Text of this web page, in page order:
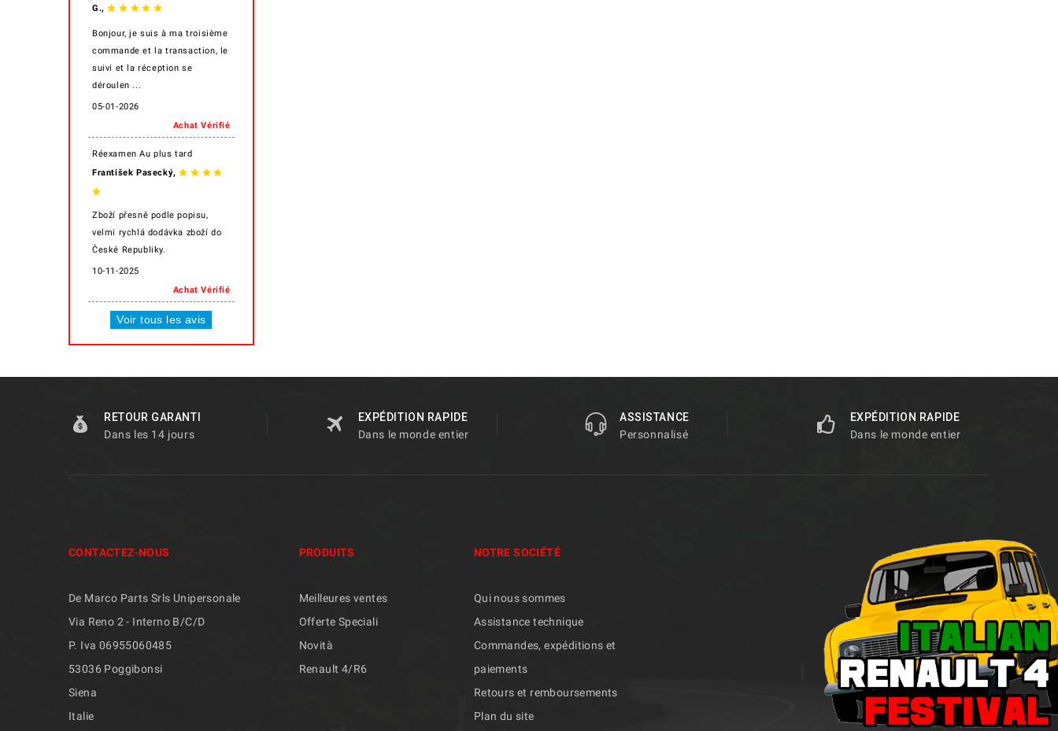
G.,
Bonjour, je suis à ma troisième
commande et la transaction, le
suivi et la réception se
déroulen ...
05-01-2026
Achat Vérifié
Réexamen Au plus tard
František Pasecký,
Zboží přesně podle popisu,
velmi rychlá dodávka zboží do
České Republiky.
10-11-2025
Achat Vérifié
Voir tous les avis
RETOUR GARANTI
Dans les 14 jours
EXPÉDITION RAPIDE
Dans le monde entier
ASSISTANCE
Personnalisé
EXPÉDITION RAPIDE
Dans le monde entier
CONTACTEZ-NOUS
De Marco Parts Srls Unipersonale
Via Reno 2 - Interno B/C/D
P. Iva 06955060485
53036 Poggibonsi
Siena
Italie
PRODUITS
Meilleures ventes
Offerte Speciali
Novità
Renault 4/R6
NOTRE SOCIÉTÉ
Qui nous sommes
Assistance technique
Commandes, expéditions et
paiements
Retours et remboursements
Plan du site